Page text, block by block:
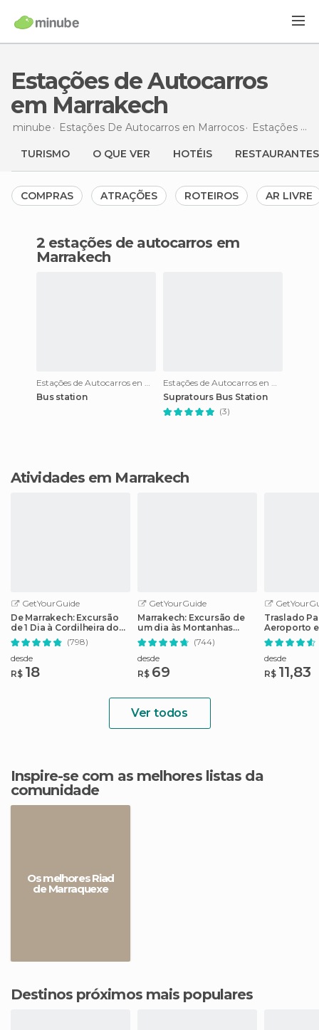
Estações de Autocarros
em Marrakech
minube Estações De Autocarros en Marrocos Estações De Autocarros en
TURISMO O QUE VER HOTÉIS RESTAURANTES
COMPRAS ATRAÇÕES ROTEIROS AR LIVRE
2 estações de autocarros em
Marrakech
Estações de Autocarros en Marrakech
Bus station
Estações de Autocarros en Marrakech
Supratours Bus Station
(3)
Atividades em Marrakech
GetYourGuide
De Marrakech: Excursão
de 1 Dia à Cordilheira do
Atlas com Passeio de
Camelo
(798)
desde
R$ 18
GetYourGuide
Marrakech: Excursão de
um dia às Montanhas
Atlas e aos 5 Vales com
almoço
(744)
desde
R$ 69
Traslado
Aeroporto
Marrakech
desde
R$ 11,83
Ver todos
Inspire-se com as melhores listas da
comunidade
Os melhores Riad
de Marraquexe
Destinos próximos mais populares